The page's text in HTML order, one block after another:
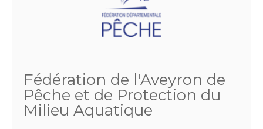
Fédération de l'Aveyron de
Pêche et de Protection du
Milieu Aquatique